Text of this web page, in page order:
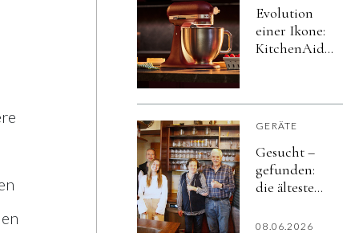
Evolution
einer Ikone:
KitchenAid
Plus
GERÄTE
Gesucht –
gefunden:
die älteste
Österreichs
08.06.2026